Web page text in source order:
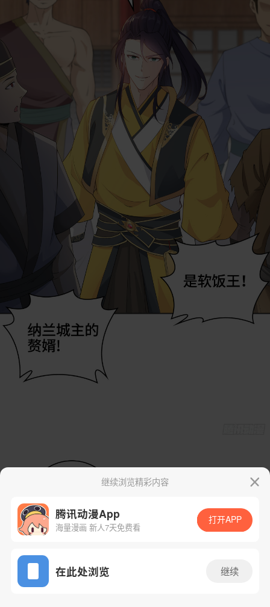
App免费看
继续浏览精彩内容
腾讯动漫App
海量漫画 新人7天免费看
打开APP
在此处浏览 继续